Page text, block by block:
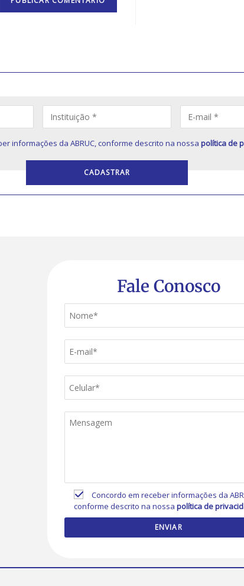
informações da ABRUC, conforme descrito na nossapolítica de
Fale Conosco
Concordo em receber informações da
conforme descrito na nossa política de